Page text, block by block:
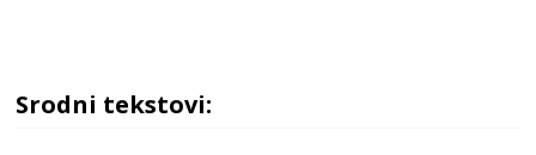
Srodni tekstovi: